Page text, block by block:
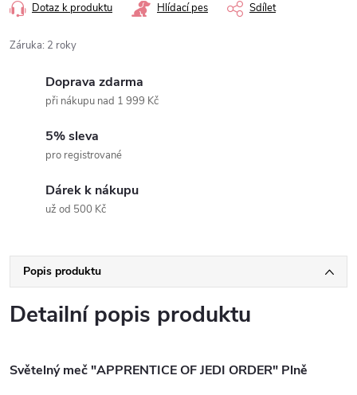
Dotaz k produktu Hlídací pes Sdílet
Záruka: 2 roky
Doprava zdarma
při nákupu nad 1 999 Kč
5% sleva
pro registrované
Dárek k nákupu
už od 500 Kč
Popis produktu
Detailní popis produktu
Světelný meč "APPRENTICE OF JEDI ORDER" Plně